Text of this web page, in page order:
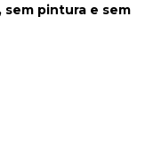
sem pintura e sem